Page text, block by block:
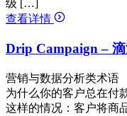
级 […]
查看详情
Drip Campaign –
营销与数据分析类术语
为什么你的客户总在付
这样的情况：客户将商